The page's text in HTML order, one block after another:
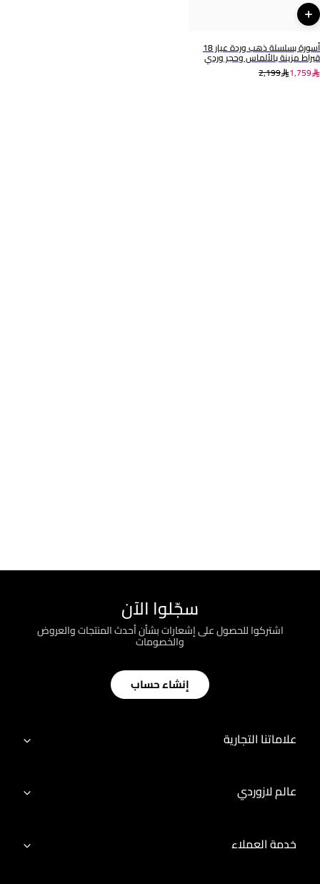
أسورة بسلسلة ذهب وردة عيار 18
قيراط مزينة بالألماس وحجر وردي
2,199 1,759
سجّلوا الآن
اشتركوا للحصول على إشعارات بشأن أحدث المنتجات والعروض
والخصومات
إنشاء حساب
علاماتنا التجارية
عالم لازوردي
خدمة العملاء